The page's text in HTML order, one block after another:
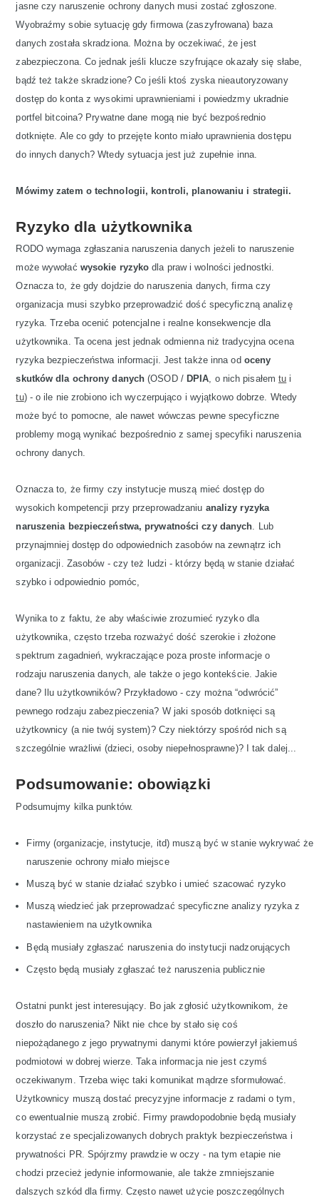
jasne czy naruszenie ochrony danych musi zostać zgłoszone.
Wyobraźmy sobie sytuację gdy firmowa (zaszyfrowana) baza
danych została skradziona. Można by oczekiwać, że jest
zabezpieczona. Co jednak jeśli klucze szyfrujące okazały się słabe,
bądź też także skradzione? Co jeśli ktoś zyska nieautoryzowany
dostęp do konta z wysokimi uprawnieniami i powiedzmy ukradnie
portfel bitcoina? Prywatne dane mogą nie być bezpośrednio
dotknięte. Ale co gdy to przejęte konto miało uprawnienia dostępu
do innych danych? Wtedy sytuacja jest już zupełnie inna.
Mówimy zatem o technologii, kontroli, planowaniu i strategii.
Ryzyko dla użytkownika
RODO wymaga zgłaszania naruszenia danych jeżeli to naruszenie
może wywołać wysokie ryzyko dla praw i wolności jednostki.
Oznacza to, że gdy dojdzie do naruszenia danych, firma czy
organizacja musi szybko przeprowadzić dość specyficzną analizę
ryzyka. Trzeba ocenić potencjalne i realne konsekwencje dla
użytkownika. Ta ocena jest jednak odmienna niż tradycyjna ocena
ryzyka bezpieczeństwa informacji. Jest także inna od oceny
skutków dla ochrony danych (OSOD / DPIA, o nich pisałemtu i
tu) - o ile nie zrobiono ich wyczerpująco i wyjątkowo dobrze. Wtedy
może być to pomocne, ale nawet wówczas pewne specyficzne
problemy mogą wynikać bezpośrednio z samej specyfiki naruszenia
ochrony danych.
Oznacza to, że firmy czy instytucje muszą mieć dostęp do
wysokich kompetencji przy przeprowadzaniu analizy ryzyka
naruszenia bezpieczeństwa, prywatności czy danych. Lub
przynajmniej dostęp do odpowiednich zasobów na zewnątrz ich
organizacji. Zasobów - czy też ludzi - którzy będą w stanie działać
szybko i odpowiednio pomóc,
Wynika to z faktu, że aby właściwie zrozumieć ryzyko dla
użytkownika, często trzeba rozważyć dość szerokie i złożone
spektrum zagadnień, wykraczające poza proste informacje o
rodzaju naruszenia danych, ale także o jego kontekście. Jakie
dane? Ilu użytkowników? Przykładowo - czy można “odwrócić”
pewnego rodzaju zabezpieczenia? W jaki sposób dotknięci są
użytkownicy (a nie twój system)? Czy niektórzy spośród nich są
szczególnie wrażliwi (dzieci, osoby niepełnosprawne)? I tak dalej...
Podsumowanie: obowiązki
Podsumujmy kilka punktów.
Firmy (organizacje, instytucje, itd) muszą być w stanie wykrywać że
naruszenie ochrony miało miejsce
Muszą być w stanie działać szybko i umieć szacować ryzyko
Muszą wiedzieć jak przeprowadzać specyficzne analizy ryzyka z
nastawieniem na użytkownika
Będą musiały zgłaszać naruszenia do instytucji nadzorujących
Często będą musiały zgłaszać też naruszenia publicznie
Ostatni punkt jest interesujący. Bo jak zgłosić użytkownikom, że
doszło do naruszenia? Nikt nie chce by stało się coś
niepożądanego z jego prywatnymi danymi które powierzył jakiemuś
podmiotowi w dobrej wierze. Taka informacja nie jest czymś
oczekiwanym. Trzeba więc taki komunikat mądrze sformułować.
Użytkownicy muszą dostać precyzyjne informacje z radami o tym,
co ewentualnie muszą zrobić. Firmy prawdopodobnie będą musiały
korzystać ze specjalizowanych dobrych praktyk bezpieczeństwa i
prywatności PR. Spójrzmy prawdzie w oczy - na tym etapie nie
chodzi przecież jedynie informowanie, ale także zmniejszanie
dalszych szkód dla firmy. Często nawet użycie poszczególnych